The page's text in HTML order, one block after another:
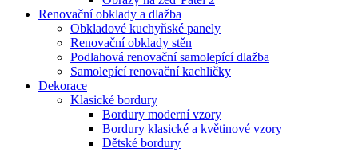
Renovační obklady a dlažba
Obkladové kuchyňské panely
Renovační obklady stěn
Podlahová renovační samolepící dlažba
Samolepící renovační kachličky
Dekorace
Klasické bordury
Bordury moderní vzory
Bordury klasické a květinové vzory
Dětské bordury